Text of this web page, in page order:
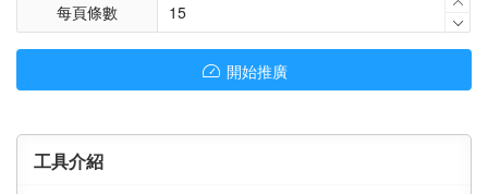
每頁條數
開始推廣
工具介紹